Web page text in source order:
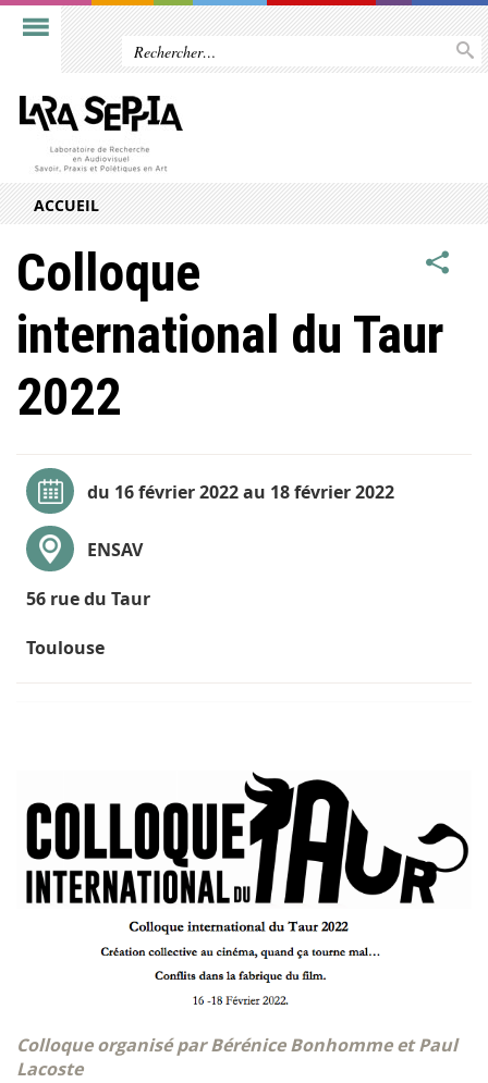
ACCUEIL
Colloque
international du Taur
2022
du 16 février 2022 au 18 février 2022
ENSAV
56 rue du Taur
Toulouse
Colloque organisé par Bérénice Bonhomme et Paul
Lacoste